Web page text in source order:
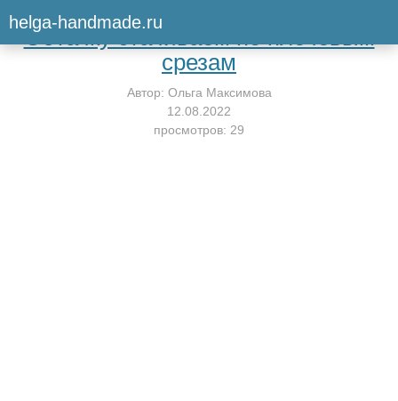
helga-handmade.ruВернуться к мастер-классу
Обтачку стачиваем по плечевым
срезам
Автор: Ольга Максимова
12.08.2022
просмотров: 29